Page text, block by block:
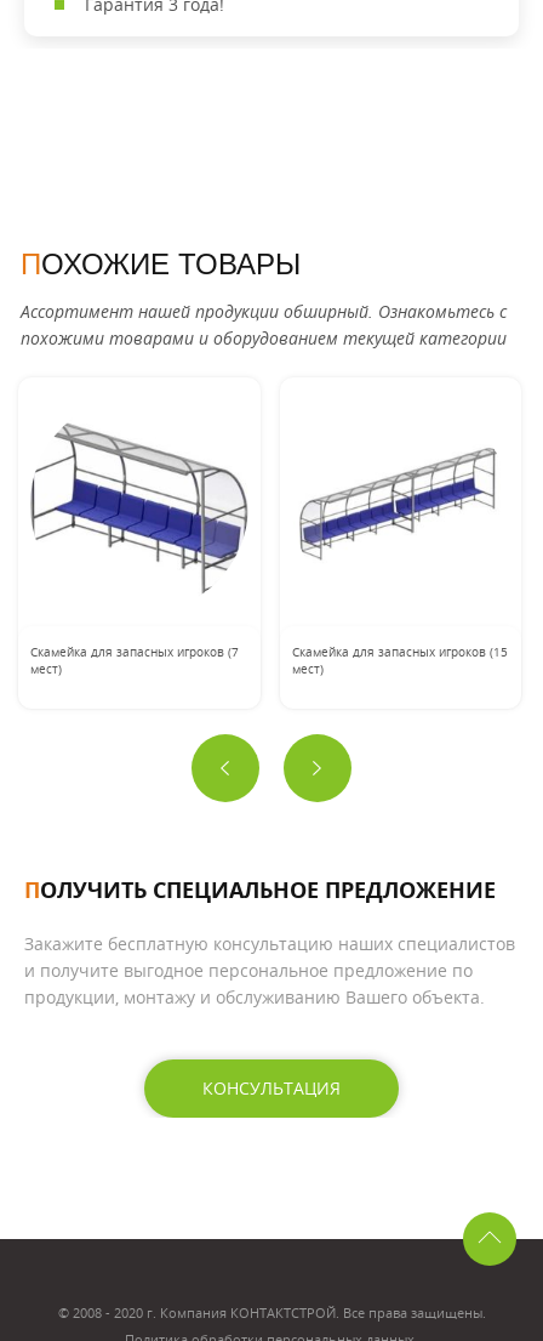
ПОХОЖИЕ ТОВАРЫ
Ассортимент нашей продукции обширный. Ознакомьтесь с
похожими товарами и оборудованием текущей категории
Скамейка для запасных игроков (7
мест)
Скамейка для запасных игроков (15
мест)
ПОЛУЧИТЬ СПЕЦИАЛЬНОЕ ПРЕДЛОЖЕНИЕ
Закажите бесплатную консультацию наших специалистов
и получите выгодное персональное предложение по
продукции, монтажу и обслуживанию Вашего объекта.
КОНСУЛЬТАЦИЯ
© 2008 - 2020 г. Компания КОНТАКТСТРОЙ. Все права защищены.